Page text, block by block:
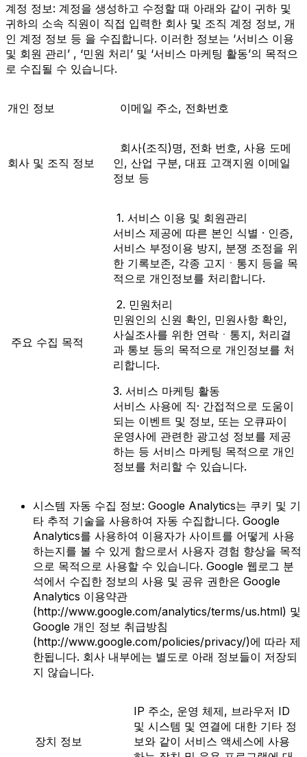
계정 정보: 계정을 생성하고 수정할 때 아래와 같이 귀하 및
귀하의 소속 직원이 직접 입력한 회사 및 조직 계정 정보, 개
인 계정 정보 등 을 수집합니다. 이러한 정보는 ‘서비스 이용
및 회원 관리’ , ‘민원 처리’ 및 ‘서비스 마케팅 활동’의 목적으
로 수집될 수 있습니다.
개인 정보 이메일 주소, 전화번호
회사 및 조직 정보
회사(조직)명, 전화 번호, 사용 도메
인, 산업 구분, 대표 고객지원 이메일
정보 등
주요 수집 목적
1. 서비스 이용 및 회원관리
서비스 제공에 따른 본인 식별 · 인증,
서비스 부정이용 방지, 분쟁 조정을 위
한 기록보존, 각종 고지ㆍ통지 등을 목
적으로 개인정보를 처리합니다.
2. 민원처리
민원인의 신원 확인, 민원사항 확인,
사실조사를 위한 연락ㆍ통지, 처리결
과 통보 등의 목적으로 개인정보를 처
리합니다.
3. 서비스 마케팅 활동
서비스 사용에 직· 간접적으로 도움이
되는 이벤트 및 정보, 또는 오큐파이
운영사에 관련한 광고성 정보를 제공
하는 등 서비스 마케팅 목적으로 개인
정보를 처리할 수 있습니다.
시스템 자동 수집 정보: Google Analytics는 쿠키 및 기
타 추적 기술을 사용하여 자동 수집합니다. Google
Analytics를 사용하여 이용자가 사이트를 어떻게 사용
하는지를 볼 수 있게 함으로서 사용자 경험 향상을 목적
으로 목적으로 사용할 수 있습니다. Google 웹로그 분
석에서 수집한 정보의 사용 및 공유 권한은 Google
Analytics 이용약관
(http://www.google.com/analytics/terms/us.html) 및
Google 개인 정보 취급방침
(http://www.google.com/policies/privacy/)에 따라 제
한됩니다. 회사 내부에는 별도로 아래 정보들이 저장되
지 않습니다.
장치 정보
IP 주소, 운영 체제, 브라우저 ID
및 시스템 및 연결에 대한 기타 정
보와 같이 서비스 액세스에 사용